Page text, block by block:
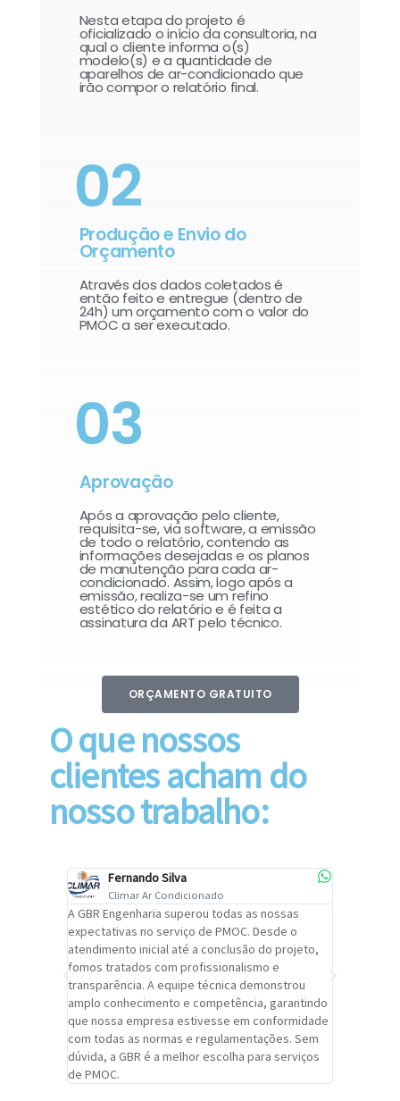
Nesta etapa do projeto é
oficializado o início da consultoria, na
qual o cliente informa o(s)
modelo(s) e a quantidade de
aparelhos de ar-condicionado que
irão compor o relatório final.​
02
Produção e Envio do
Orçamento
Através dos dados coletados é
então feito e entregue (dentro de
24h) um orçamento com o valor do
PMOC a ser executado.
03
Aprovação
Após a aprovação pelo cliente,
requisita-se, via software, a emissão
de todo o relatório, contendo as
informações desejadas e os planos
de manutenção para cada ar-
condicionado. Assim, logo após a
emissão, realiza-se um refino
estético do relatório e é feita a
assinatura da ART pelo técnico.
ORÇAMENTO GRATUITO
O que nossos
clientes acham do
nosso trabalho:
Fernando Silva
Climar Ar Condicionado
A GBR Engenharia superou todas as nossas
expectativas no serviço de PMOC. Desde o
atendimento inicial até a conclusão do projeto,
fomos tratados com profissionalismo e
transparência. A equipe técnica demonstrou
amplo conhecimento e competência, garantindo
que nossa empresa estivesse em conformidade
com todas as normas e regulamentações. Sem
dúvida, a GBR é a melhor escolha para serviços
de PMOC.